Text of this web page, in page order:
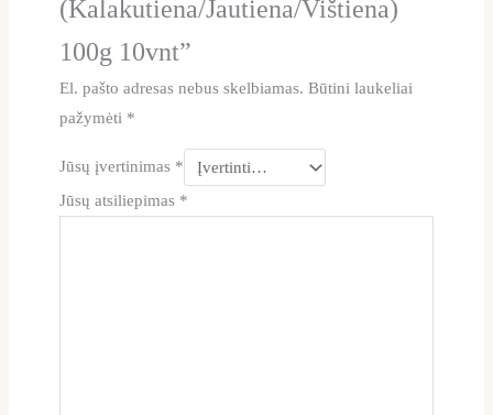
(Kalakutiena/Jautiena/Vištiena)
100g 10vnt”
El. pašto adresas nebus skelbiamas. Būtini laukeliai
pažymėti *
Jūsų įvertinimas *
Jūsų atsiliepimas *